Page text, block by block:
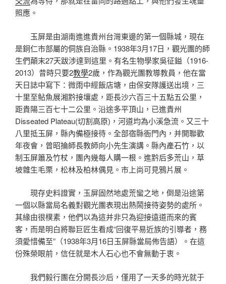
照應。
玉屏是由湖南進進貴州台灣東邊的第一個縣城，現在
是銅仁市部屬的侗族自治縣。1938年3月17日，觀光團的師
生們顛末27天跋涉達到這里。有名生物學家吳征鎰（1916-
2013）昔時只要2教學2歲，作為觀光團教導教員，他在當
天日誌中寫下：微雨中經飯店塘，由保安隊護送出境，三
十里至鲇魚展湘黔接壤處，距長沙六百三十五點五公里，
距貴陽三百七十二公里。沿途多平頂山，已進貴州
Disseated Plateau(切割高原)，河道均為小溪急流。又三十
八里抵玉屏，縣內備極接待。全部宿縣衙門內，并開聯歡
年夜會，曾昭掄師長教師向小先生演講。縣內產石竹，以
制玉屏簫及竹杖，團內幾每人購一根。進黔后多荒山，草
坡雜生毛栗，松林及柏林偶見。市上尚可見鴉片展。
現存史料證實，玉屏固然地處荒蠻之地，倒是沿途第
一個以縣當局名義對觀光團表現出熱鬧接待姿勢的處所。
其緣由很樸素，他們以為這并非只為迎接遠道而來的賓
客，而是明白將聯巨匠生看成“回復平易近族的引導者，務
須愛惜備至”（1938年3月16日玉屏縣當局佈告語）。在這
份殊榮眼前，信任就是木人石心也不會無動于衷。
我們毅行團在分開長沙后，僅用了一天多的時光就于